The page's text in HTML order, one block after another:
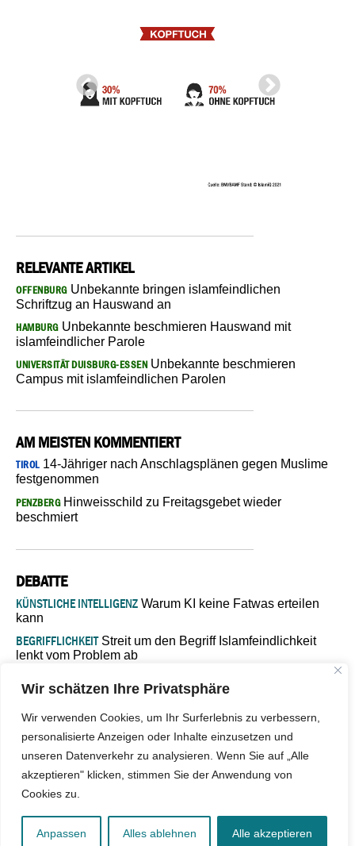
Wir schätzen Ihre Privatsphäre
Wir verwenden Cookies, um Ihr Surferlebnis zu verbessern,
personalisierte Anzeigen oder Inhalte einzusetzen und
unseren Datenverkehr zu analysieren. Wenn Sie auf „Alle
akzeptieren" klicken, stimmen Sie der Anwendung von
Cookies zu.
Anpassen Alles ablehnen Alle akzeptieren
RELEVANTE ARTIKEL
OFFENBURGUnbekannte bringen islamfeindlichen
Schriftzug an Hauswand an
HAMBURGUnbekannte beschmieren Hauswand mit
islamfeindlicher Parole
UNIVERSITÄT DUISBURG-ESSEN Unbekannte beschmieren
Campus mit islamfeindlichen Parolen
AM MEISTEN KOMMENTIERT
TIROL14-Jähriger nach Anschlagsplänen gegen Muslime
festgenommen
PENZBERGHinweisschild zu Freitagsgebet wieder
beschmiert
DEBATTE
KÜNSTLICHE INTELLIGENZ Warum KI keine Fatwas erteilen
kann
BEGRIFFLICHKEITStreit um den Begriff Islamfeindlichkeit
lenkt vom Problem ab
Verantwortung bleibt“
ISLAMISCHE FAKULTÄT IN MÜNSTEREine kritische Schwelle für
die deutsche Religionspolitik
GASTBEITRAGWarum die muslimische Welt eine neue
Kontakt|Impressum Barrierefreiheit|Jobs Netiquette|Mediadaten